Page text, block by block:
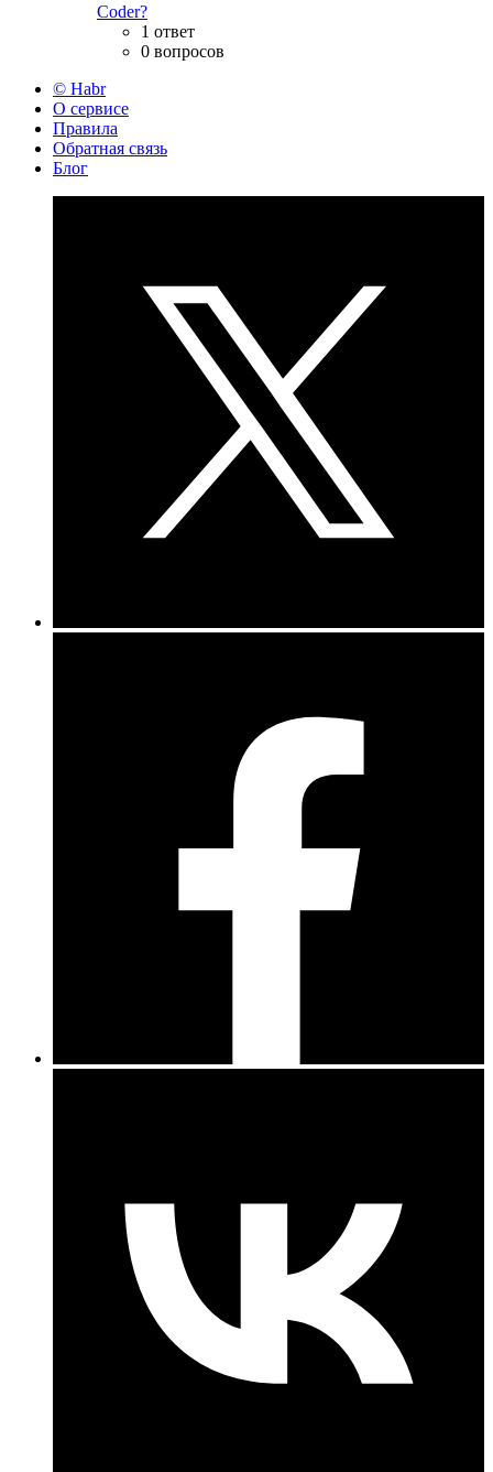
Coder?
1 ответ
0 вопросов
© Habr
О сервисе
Правила
Обратная связь
Блог